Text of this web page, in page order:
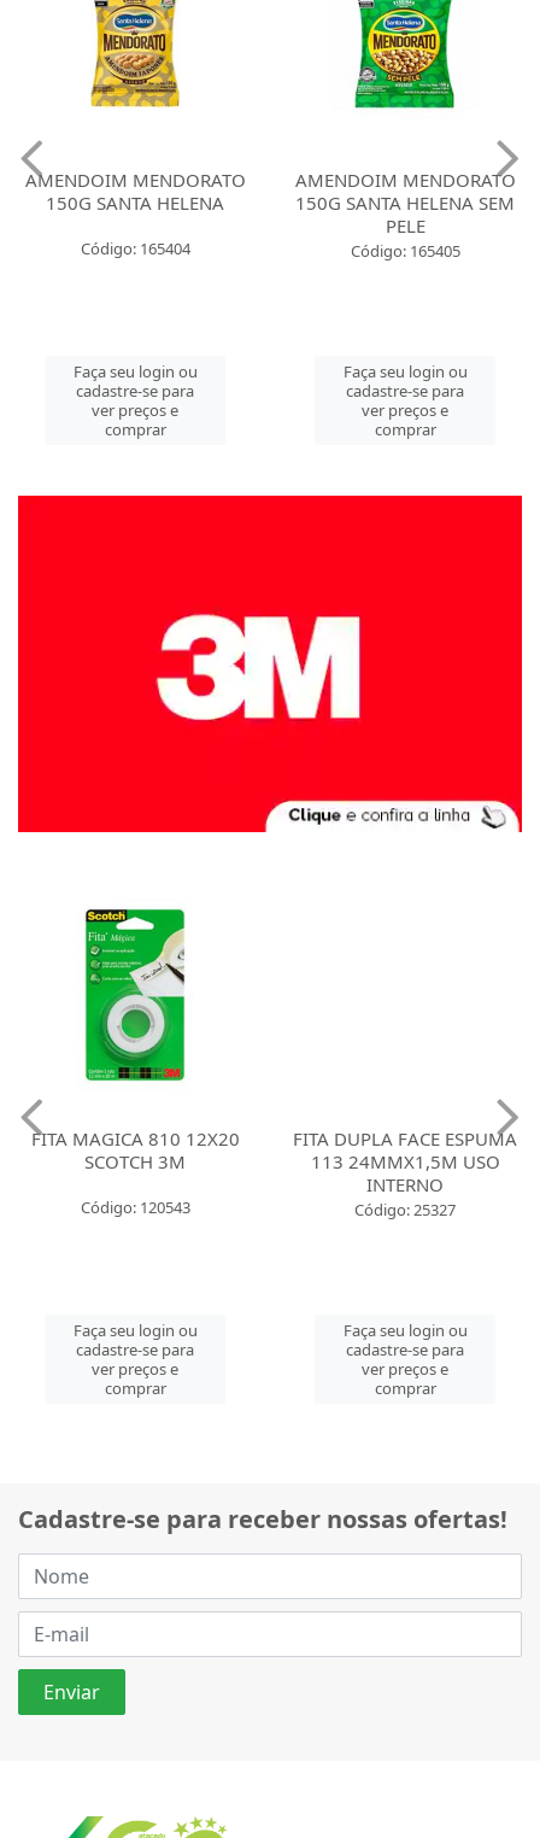
AMENDOIM MENDORATO
150G SANTA HELENA
Código: 165404
Faça seu login ou
cadastre-se para
ver preços e
comprar
AMENDOIM MENDORATO
150G SANTA HELENA SEM
PELE
Código: 165405
Faça seu login ou
cadastre-se para
ver preços e
comprar
FITA MAGICA 810 12X20
SCOTCH 3M
Código: 120543
Faça seu login ou
cadastre-se para
ver preços e
comprar
FITA DUPLA FACE ESPUMA
113 24MMX1,5M USO
INTERNO
Código: 25327
Faça seu login ou
cadastre-se para
ver preços e
comprar
Cadastre-se para receber nossas ofertas!